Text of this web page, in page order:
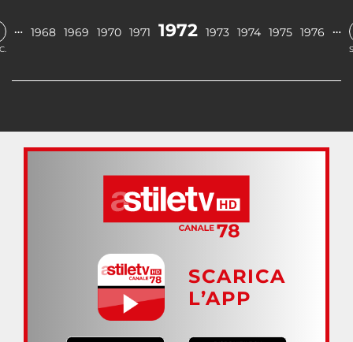
… 1968 1969 1970 1971 1972 1973 1974 1975 1976 …
SCARICA
L’APP